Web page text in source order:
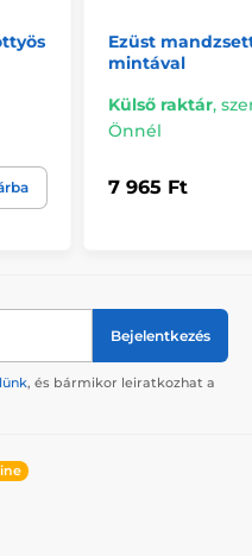
Ezüst
mintával
Külső raktár,
Önnél
7 965 Ft
Bejelentkezés
, és bármikor leiratkozhat a